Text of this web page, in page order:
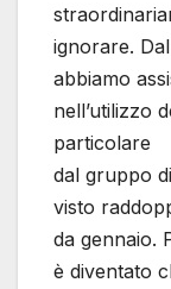
ignorare.
abbiamo
nell’utilizzo
particolare
dal gruppo
visto
da gennaio.
è diventato